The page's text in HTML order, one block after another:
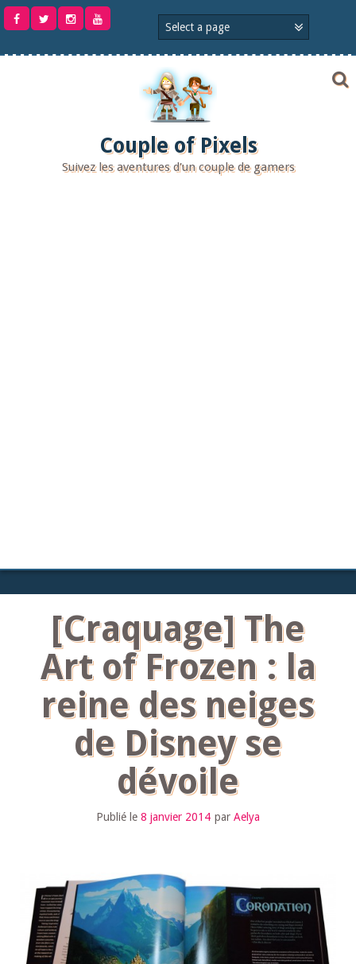
Aller
Couple of Pixels
Suivez les aventures d'un couple de gamers
[Craquage] The
Art of Frozen : la
reine des neiges
de Disney se
dévoile
Publié le 8 janvier 2014 par Aelya